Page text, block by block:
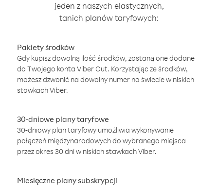
jeden z naszych elastycznych,
tanich planów taryfowych:
Pakiety środków
Gdy kupisz dowolną ilość środków, zostaną one dodane
do Twojego konta Viber Out. Korzystając ze środków,
możesz dzwonić na dowolny numer na świecie w niskich
stawkach Viber.
30-dniowe plany taryfowe
30-dniowy plan taryfowy umożliwia wykonywanie
połączeń międzynarodowych do wybranego miejsca
przez okres 30 dni w niskich stawkach Viber.
Miesięczne plany subskrypcji